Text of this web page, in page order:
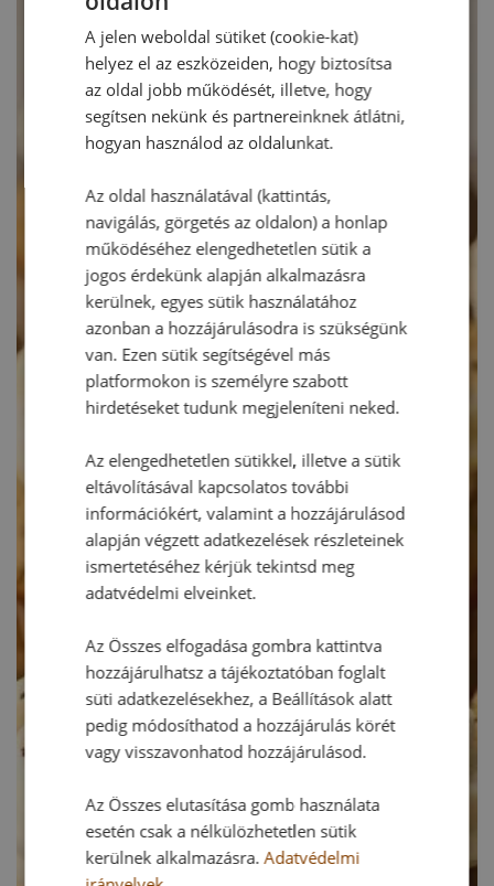
A jelen weboldal sütiket (cookie-kat)
helyez el az eszközeiden, hogy biztosítsa
az oldal jobb működését, illetve, hogy
segítsen nekünk és partnereinknek átlátni,
hogyan használod az oldalunkat.
Az oldal használatával (kattintás,
navigálás, görgetés az oldalon) a honlap
működéséhez elengedhetetlen sütik a
jogos érdekünk alapján alkalmazásra
kerülnek, egyes sütik használatához
azonban a hozzájárulásodra is szükségünk
van. Ezen sütik segítségével más
platformokon is személyre szabott
hirdetéseket tudunk megjeleníteni neked.
Az elengedhetetlen sütikkel, illetve a sütik
eltávolításával kapcsolatos további
információkért, valamint a hozzájárulásod
alapján végzett adatkezelések részleteinek
ismertetéséhez kérjük tekintsd meg
adatvédelmi elveinket.
Az Összes elfogadása gombra kattintva
hozzájárulhatsz a tájékoztatóban foglalt
süti adatkezelésekhez, a Beállítások alatt
pedig módosíthatod a hozzájárulás körét
vagy visszavonhatod hozzájárulásod.
Az Összes elutasítása gomb használata
esetén csak a nélkülözhetetlen sütik
kerülnek alkalmazásra.Adatvédelmi